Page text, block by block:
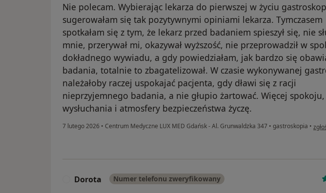
Nie polecam. Wybierając lekarza do pierwszej w życiu
sugerowałam się tak pozytywnymi opiniami lekarza. Tymczasem
spotkałam się z tym, że lekarz przed badaniem spieszył się, nie
mnie, przerywał mi, okazywał wyższość, nie przeprowadził w
dokładnego wywiadu, a gdy powiedziałam, jak bardzo się
badania, totalnie to zbagatelizował. W czasie wykonywanej
należałoby raczej uspokajać pacjenta, gdy dławi się z racji
nieprzyjemnego badania, a nie głupio żartować. Więcej spokoju,
wysłuchania i atmosfery bezpieczeństwa życzę.
7 lutego 2026 • Centrum Medyczne LUX MED Gdańsk - Al. Grunwaldzka 347 • gastroskopia • w
Dorota Numer telefonu zweryfikowany